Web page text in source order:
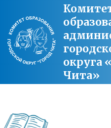
округа
Чита»